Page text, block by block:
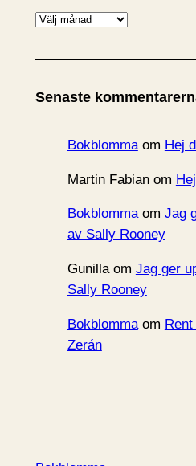
A
k
v
Senaste
Bokblommaom Hej
Martin Fabianom
Bokblommaom Jag
av Sally Rooney
Gunillaom Jag ger
Sally Rooney
Bokblommaom
Zerán